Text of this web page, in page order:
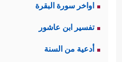
اواخر سورة البقرة
تفسير ابن عاشور
أدعية من السنة